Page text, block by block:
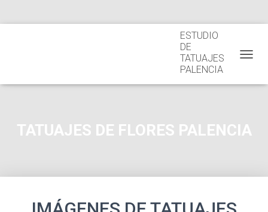
AVISO LEGAL
ESTUDIO
DE
TATUAJES
PALENCIA
TATUAJES DE FLORES PALENCIA